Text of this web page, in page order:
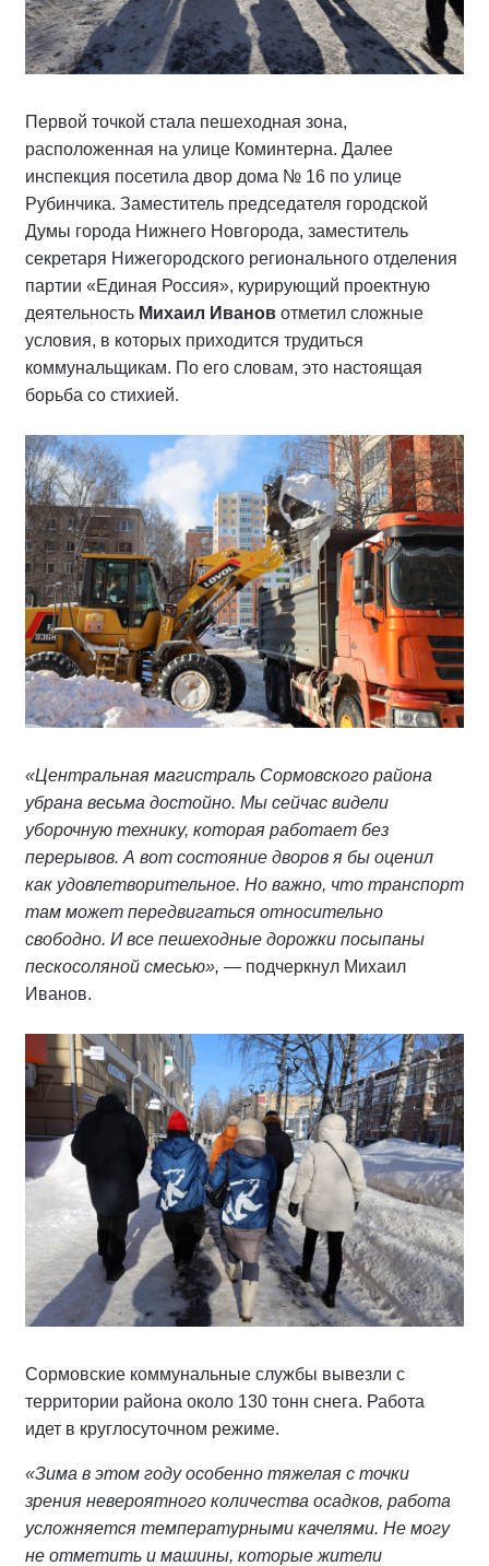
Первой точкой стала пешеходная зона,
расположенная на улице Коминтерна. Далее
инспекция посетила двор дома № 16 по улице
Рубинчика. Заместитель председателя городской
Думы города Нижнего Новгорода, заместитель
секретаря Нижегородского регионального отделения
партии «Единая Россия», курирующий проектную
деятельность Михаил Иванов отметил сложные
условия, в которых приходится трудиться
коммунальщикам. По его словам, это настоящая
борьба со стихией.
«Центральная магистраль Сормовского района
убрана весьма достойно. Мы сейчас видели
уборочную технику, которая работает без
перерывов. А вот состояние дворов я бы оценил
как удовлетворительное. Но важно, что транспорт
там может передвигаться относительно
свободно. И все пешеходные дорожки посыпаны
пескосоляной смесью», — подчеркнул Михаил
Иванов.
Сормовские коммунальные службы вывезли с
территории района около 130 тонн снега. Работа
идет в круглосуточном режиме.
«Зима в этом году особенно тяжелая с точки
зрения невероятного количества осадков, работа
усложняется температурными качелями. Не могу
не отметить и машины, которые жители